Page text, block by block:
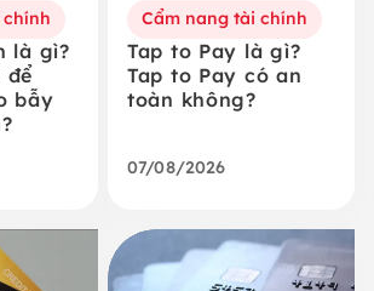
là gì?
để
bẫy
Cẩm nang tài chính
Tap to Pay là gì?
Tap to Pay có an
toàn không?
07/08/2026